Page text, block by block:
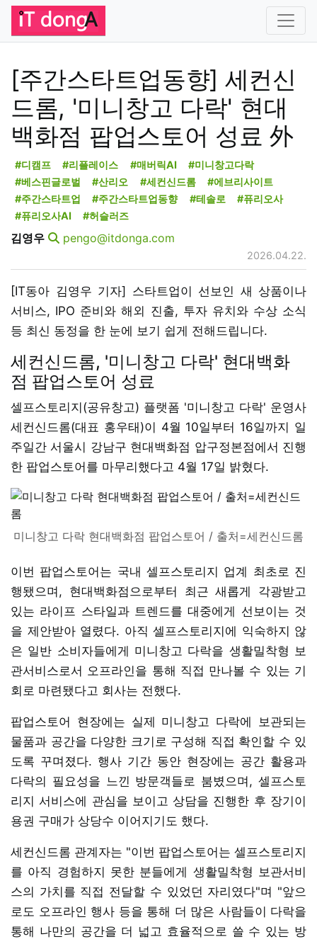
[주간스타트업동향] 세컨신
드롬, '미니창고 다락' 현대
백화점 팝업스토어 성료 外
#디캠프 #리플레이스 #매버릭AI
#미니창고다락
#베스핀글로벌
#산리오 #세컨신드롬
#에브리사이트
#주간스타트업
#주간스타트업동향 #테솔로
#퓨리오사
#퓨리오사AI
#허슬러즈
김영우 pengo@itdonga.com
2026.04.22.
[IT동아 김영우 기자] 스타트업이 선보인 새 상품이나
서비스, IPO 준비와 해외 진출, 투자 유치와 수상 소식
등 최신 동정을 한 눈에 보기 쉽게 전해드립니다.
세컨신드롬, '미니창고 다락' 현대백화
점 팝업스토어 성료
셀프스토리지(공유창고) 플랫폼 '미니창고 다락' 운영사
세컨신드롬(대표 홍우태)이 4월 10일부터 16일까지 일
주일간 서울시 강남구 현대백화점 압구정본점에서 진행
한 팝업스토어를 마무리했다고 4월 17일 밝혔다.
미니창고 다락 현대백화점 팝업스토어 / 출처=세컨신드롬
이번 팝업스토어는 국내 셀프스토리지 업계 최초로 진
행됐으며, 현대백화점으로부터 최근 새롭게 각광받고
있는 라이프 스타일과 트렌드를 대중에게 선보이는 것
을 제안받아 열렸다. 아직 셀프스토리지에 익숙하지 않
은 일반 소비자들에게 미니창고 다락을 생활밀착형 보
관서비스로서 오프라인을 통해 직접 만나볼 수 있는 기
회로 마련됐다고 회사는 전했다.
팝업스토어 현장에는 실제 미니창고 다락에 보관되는
물품과 공간을 다양한 크기로 구성해 직접 확인할 수 있
도록 꾸며졌다. 행사 기간 동안 현장에는 공간 활용과
다락의 필요성을 느낀 방문객들로 붐볐으며, 셀프스토
리지 서비스에 관심을 보이고 상담을 진행한 후 장기이
용권 구매가 상당수 이어지기도 했다.
세컨신드롬 관계자는 "이번 팝업스토어는 셀프스토리지
를 아직 경험하지 못한 분들에게 생활밀착형 보관서비
스의 가치를 직접 전달할 수 있었던 자리였다"며 "앞으
로도 오프라인 행사 등을 통해 더 많은 사람들이 다락을
통해 나만의 공간을 더 넓고 효율적으로 쓸 수 있는 방